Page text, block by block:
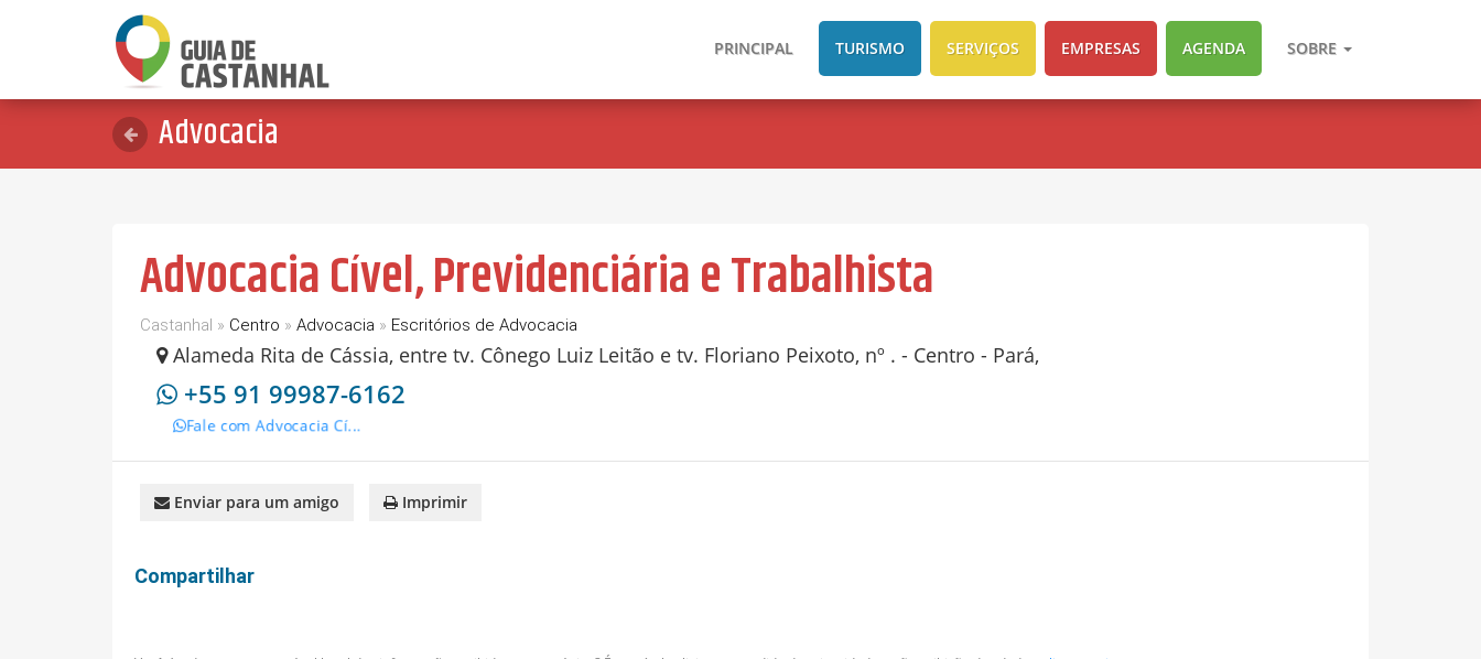
PRINCIPAL TURISMO SERVIÇOS EMPRESAS AGENDA SOBRE
Advocacia
Advocacia Cível, Previdenciária e Trabalhista
Castanhal » Centro » Advocacia » Escritórios de Advocacia
Alameda Rita de Cássia, entre tv. Cônego Luiz Leitão e tv. Floriano Peixoto, nº . - Centro - Pará,
+55 91 99987-6162
Fale com Advocacia Cí...
Enviar para um amigo Imprimir
Compartilhar